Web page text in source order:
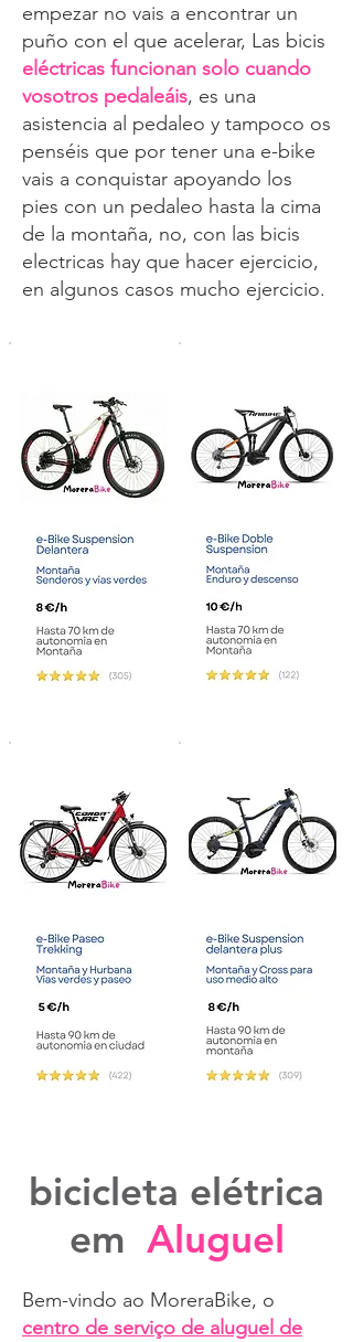
empezar no vais a encontrar un
puño con el que acelerar, Las bicis
eléctricas funcionan solo cuando
vosotros pedaleáis, es una
asistencia al pedaleo y tampoco os
penséis que por tener una e-bike
vais a conquistar apoyando los
pies con un pedaleo hasta la cima
de la montaña, no, con las bicis
electricas hay que hacer ejercicio,
en algunos casos mucho ejercicio.
bicicleta elétrica
em Aluguel
Bem-vindo ao MoreraBike, o
centro de serviço de aluguel de